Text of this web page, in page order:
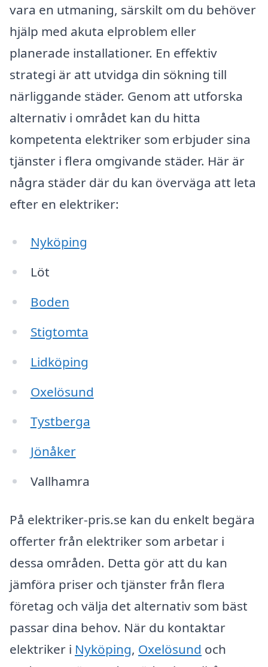
vara en utmaning, särskilt om du behöver
hjälp med akuta elproblem eller
planerade installationer. En effektiv
strategi är att utvidga din sökning till
närliggande städer. Genom att utforska
alternativ i området kan du hitta
kompetenta elektriker som erbjuder sina
tjänster i flera omgivande städer. Här är
några städer där du kan överväga att leta
efter en elektriker:
Nyköping
Löt
Boden
Stigtomta
Lidköping
Oxelösund
Tystberga
Jönåker
Vallhamra
På elektriker-pris.se kan du enkelt begära
offerter från elektriker som arbetar i
dessa områden. Detta gör att du kan
jämföra priser och tjänster från flera
företag och välja det alternativ som bäst
passar dina behov. När du kontaktar
elektriker i Nyköping, Oxelösund och